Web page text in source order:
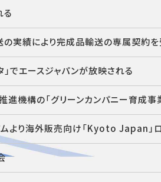
る
実績により完成品輸送の専属契約
でエースジャパンが放映される
進機構の「グリーンカンパニー育成事
より海外販売向け「Kyoto Japan」